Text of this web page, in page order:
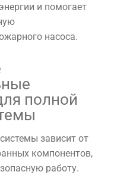
и помогает
насоса.
полной
зависит от
компонентов,
работу.